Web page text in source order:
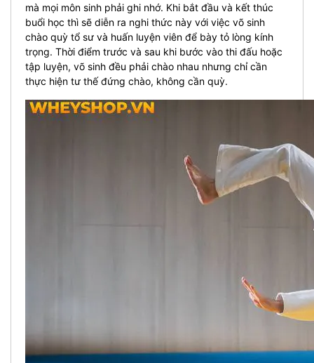
mà mọi môn sinh phải ghi nhớ. Khi bắt đầu và kết thúc
buổi học thì sẽ diễn ra nghi thức này với việc võ sinh
chào quỳ tổ sư và huấn luyện viên để bày tỏ lòng kính
trọng. Thời điểm trước và sau khi bước vào thi đấu hoặc
tập luyện, võ sinh đều phải chào nhau nhưng chỉ cần
thực hiện tư thế đứng chào, không cần quỳ.